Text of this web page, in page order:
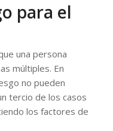
para el
una persona
múltiples. En
no pueden
tercio de los casos
los factores de